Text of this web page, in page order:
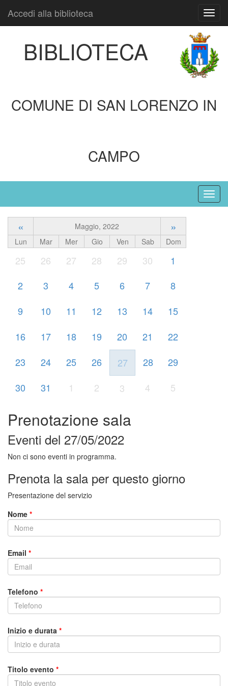
Accedi alla biblioteca
BIBLIOTECA
COMUNE DI SAN LORENZO IN
CAMPO
« Maggio, 2022 »
Lun Mar Mer Gio Ven Sab Dom
25 26 27 28 29 30
1
2
3 4 5 6 7
8
9
10 11 12 13 14
15
16
17 18 19 20 21
22
23
24 25 26 27 28
29
30
31 1 2 3 4 5
Prenotazione sala
Eventi del 27/05/2022
Non ci sono eventi in programma.
Prenota la sala per questo giorno
Presentazione del servizio
Nome *
Email *
Telefono *
Inizio e durata *
Titolo evento *